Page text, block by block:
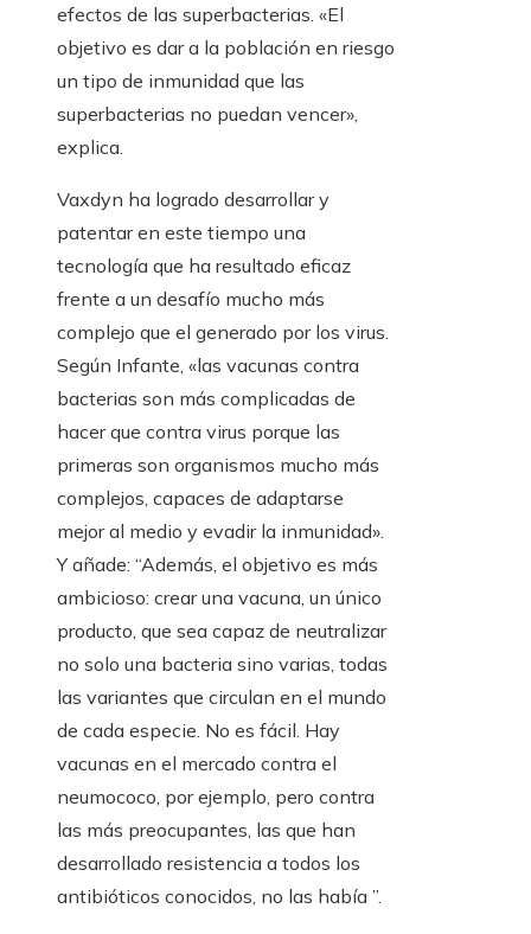
efectos de las superbacterias. «El
objetivo es dar a la población en riesgo
un tipo de inmunidad que las
superbacterias no puedan vencer»,
explica.
Vaxdyn ha logrado desarrollar y
patentar en este tiempo una
tecnología que ha resultado eficaz
frente a un desafío mucho más
complejo que el generado por los virus.
Según Infante, «las vacunas contra
bacterias son más complicadas de
hacer que contra virus porque las
primeras son organismos mucho más
complejos, capaces de adaptarse
mejor al medio y evadir la inmunidad».
Y añade: “Además, el objetivo es más
ambicioso: crear una vacuna, un único
producto, que sea capaz de neutralizar
no solo una bacteria sino varias, todas
las variantes que circulan en el mundo
de cada especie. No es fácil. Hay
vacunas en el mercado contra el
neumococo, por ejemplo, pero contra
las más preocupantes, las que han
desarrollado resistencia a todos los
antibióticos conocidos, no las había ”.